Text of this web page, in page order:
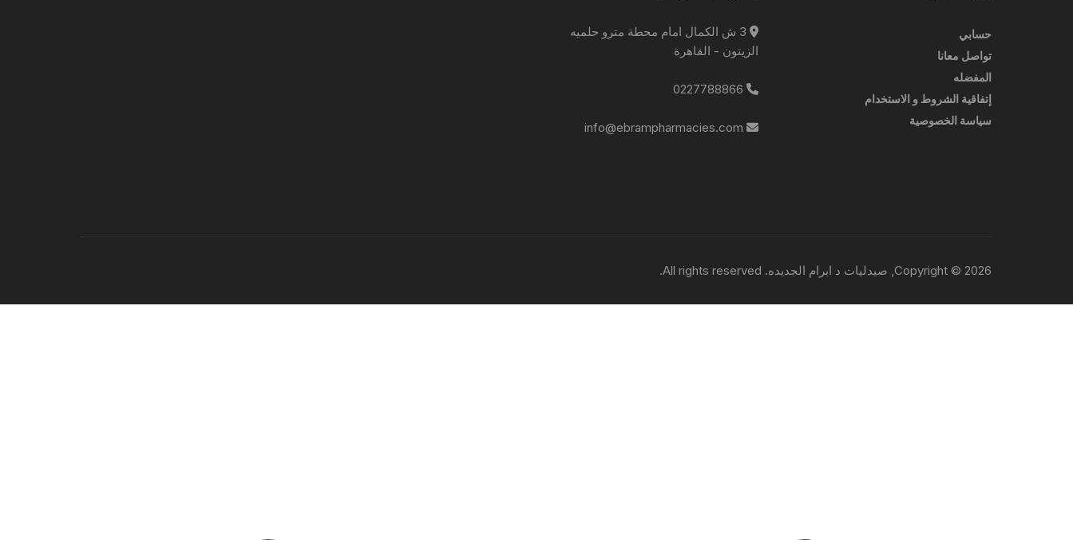
حسابي
تواصل معانا
المفضله
إتفاقية الشروط و الاستخدام
سياسة الخصوصية
3 ش الكمال امام محطة مترو حلميه
الزيتون - القاهرة
Copyright © 2026, صيدليات د ابرام الجديده. All rights reserved.